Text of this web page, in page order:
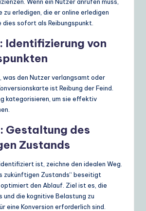
zu erledigen, die er online erledigen
dies sofort als Reibungspunkt.
Identifizierung von
was den Nutzer verlangsamt oder
ist Reibung der Feind.
kategorisieren, um sie effektiv
Gestaltung des
Zustands
ist, zeichne den idealen Weg.
zukünftigen Zustands“ beseitigt
den Ablauf. Ziel ist es, die
und die kognitive Belastung zu
eine Konversion erforderlich sind.